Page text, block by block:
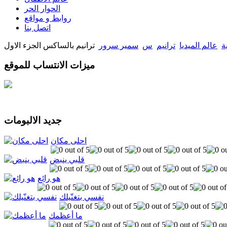
الحوار الحر
روابط و مواقع
اتصل بنا
عالم الميديا ترانيم س سمير سرور ترانيم بالساكس الجزء الاول
ميزات الانتساب للموقع
جديد الالبومات
احلى مكان
قلبي ينبض
هو رائع
نفسي بتغنّيلك
ما أعظمك